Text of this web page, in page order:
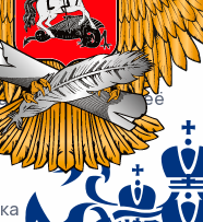
в таблицу
обеспечивают её